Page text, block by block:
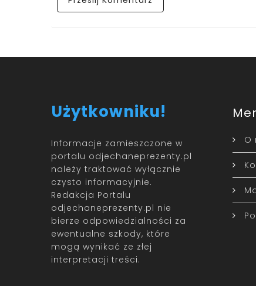
Użytkowniku!
Informacje zamieszczone w
portalu odjechaneprezenty.pl
należy traktować wyłącznie
czysto informacyjnie.
Redakcja Portalu
odjechaneprezenty.pl nie
bierze odpowiedzialności za
ewentualne szkody, które
mogą wynikać ze złej
interpretacji treści.
O